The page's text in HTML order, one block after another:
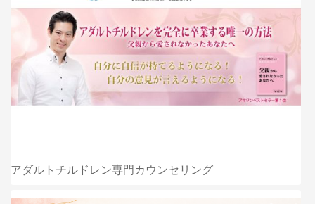
アダルトチルドレン専門カウンセリング